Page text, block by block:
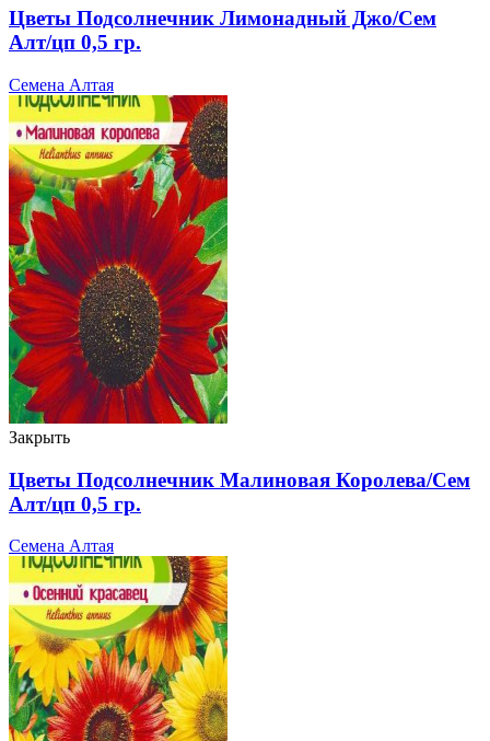
Цветы Подсолнечник Лимонадный Джо/Сем
Алт/цп 0,5 гр.
Семена Алтая
Закрыть
Цветы Подсолнечник Малиновая Королева/Сем
Алт/цп 0,5 гр.
Семена Алтая